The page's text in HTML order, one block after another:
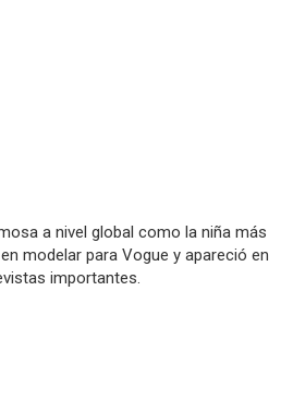
a nivel global como la niña más
modelar para Vogue y apareció en
importantes.